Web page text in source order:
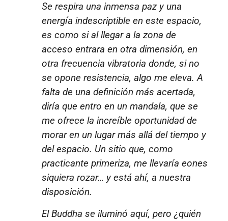
Se respira una inmensa paz y una
energía indescriptible en este espacio,
es como si al llegar a la zona de
acceso entrara en otra dimensión, en
otra frecuencia vibratoria donde, si no
se opone resistencia, algo me eleva. A
falta de una definición más acertada,
diría que entro en un mandala, que se
me ofrece la increíble oportunidad de
morar en un lugar más allá del tiempo y
del espacio. Un sitio que, como
practicante primeriza, me llevaría eones
siquiera rozar… y está ahí, a nuestra
disposición.
El Buddha se iluminó aquí, pero ¿quién